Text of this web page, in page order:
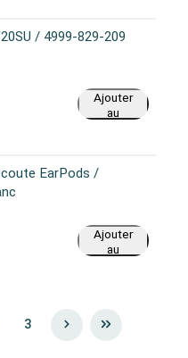
/ 4999-829-209
Ajouter
au
EarPods /
Ajouter
au
3